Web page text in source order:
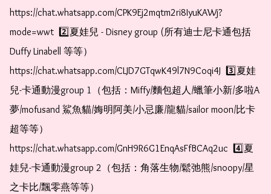
https://chat.whatsapp.com/CPK9Ej2mqtm2ri8IyuKAWj?
mode=wwt  2️⃣夏娃兒 - Disney group (所有迪士尼卡通包括
Duffy Linabell 等等）
https://chat.whatsapp.com/CLJD7GTqwK49l7N9Coqi4J  3️⃣夏娃
兒-卡通動漫group 1（包括：Miffy/麵包超人/蠟筆小新/多啦A
夢/mofusand 鯊魚貓/娒明阿美/小忌廉/龍貓/sailor moon/比卡
超等等）
https://chat.whatsapp.com/GnH9R6G1EnqAsFfBCAq2uc  4️⃣夏
娃兒-卡通動漫group 2（包括：角落生物/鬆弛熊/snoopy/星
之卡比/飄零燕等等）